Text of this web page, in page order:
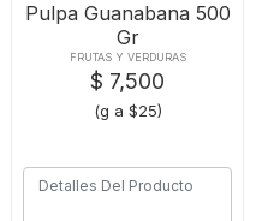
Pulpa Guanabana 500
Gr
FRUTAS Y VERDURAS
$ 7,500
(g a $25)